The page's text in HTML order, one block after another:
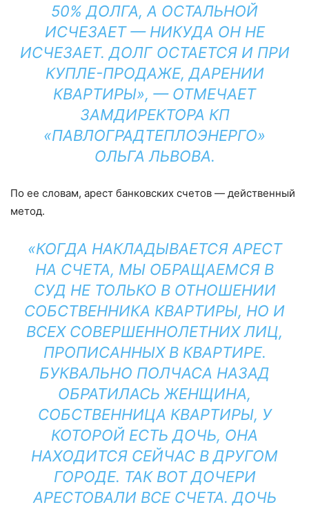
50% ДОЛГА, А ОСТАЛЬНОЙ
ИСЧЕЗАЕТ — НИКУДА ОН НЕ
ИСЧЕЗАЕТ. ДОЛГ ОСТАЕТСЯ И ПРИ
КУПЛЕ-ПРОДАЖЕ, ДАРЕНИИ
КВАРТИРЫ», — ОТМЕЧАЕТ
ЗАМДИРЕКТОРА КП
«ПАВЛОГРАДТЕПЛОЭНЕРГО»
ОЛЬГА ЛЬВОВА.
По ее словам, арест банковских счетов — действенный
метод.
«КОГДА НАКЛАДЫВАЕТСЯ АРЕСТ
НА СЧЕТА, МЫ ОБРАЩАЕМСЯ В
СУД НЕ ТОЛЬКО В ОТНОШЕНИИ
СОБСТВЕННИКА КВАРТИРЫ, НО И
ВСЕХ СОВЕРШЕННОЛЕТНИХ ЛИЦ,
ПРОПИСАННЫХ В КВАРТИРЕ.
БУКВАЛЬНО ПОЛЧАСА НАЗАД
ОБРАТИЛАСЬ ЖЕНЩИНА,
СОБСТВЕННИЦА КВАРТИРЫ, У
КОТОРОЙ ЕСТЬ ДОЧЬ, ОНА
НАХОДИТСЯ СЕЙЧАС В ДРУГОМ
ГОРОДЕ. ТАК ВОТ ДОЧЕРИ
АРЕСТОВАЛИ ВСЕ СЧЕТА. ДОЧЬ